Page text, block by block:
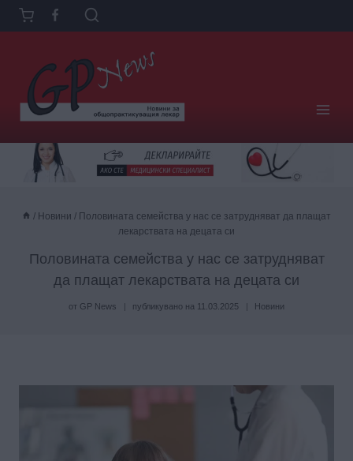
Към
съдържанието
/ Новини / Половината семейства у нас се затрудняват да плащат
лекарствата на децата си
Половината семейства у нас се затрудняват
да плащат лекарствата на децата си
от GP News публикувано на 11.03.2025 Новини